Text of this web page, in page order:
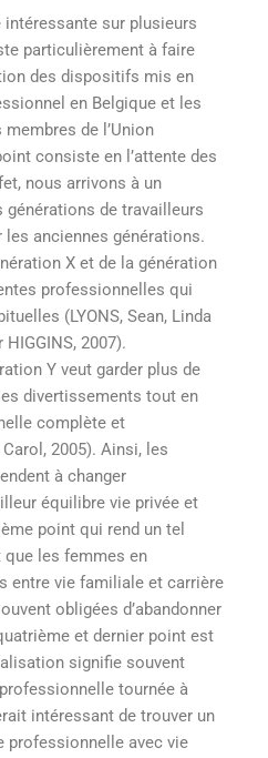
sur plusieurs
particulièrement à faire
des dispositifs mis en
en Belgique et les
de l’Union
consiste en l’attente des
nous arrivons à un
de travailleurs
les anciennes générations.
X et de la génération
professionnelles qui
(LYONS, Sean, Linda
HIGGINS, 2007).
Y veut garder plus de
divertissements tout en
complète et
2005). Ainsi, les
à changer
équilibre vie privée et
point qui rend un tel
les femmes en
entre vie familiale et carrière
obligées d’abandonner
et dernier point est
signifie souvent
tournée à
intéressant de trouver un
professionnelle avec vie